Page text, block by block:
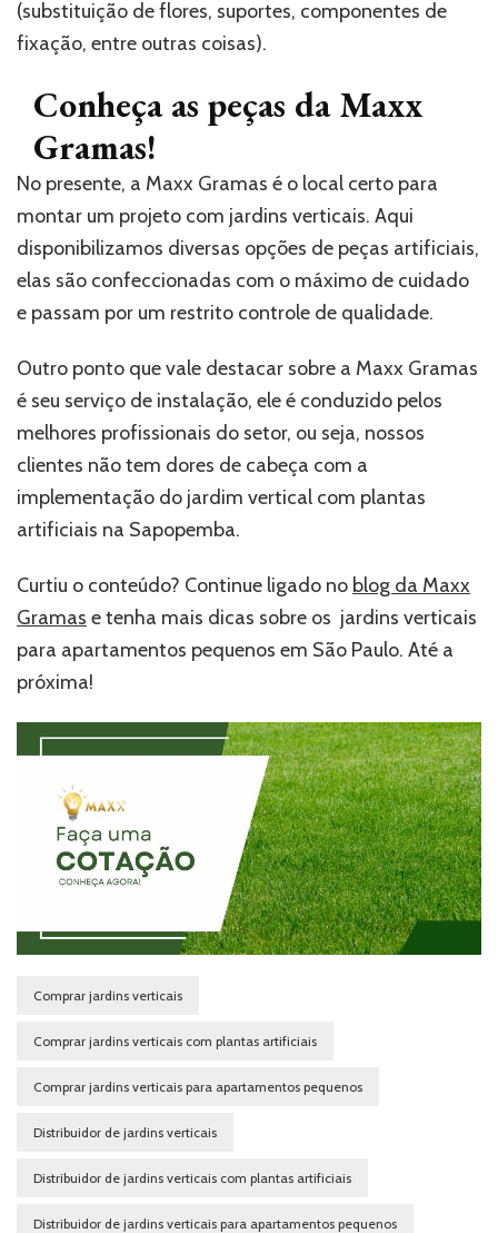
(substituição de flores, suportes, componentes de
fixação, entre outras coisas).
Conheça as peças da Maxx
Gramas!
No presente, a Maxx Gramas é o local certo para
montar um projeto com jardins verticais. Aqui
disponibilizamos diversas opções de peças artificiais,
elas são confeccionadas com o máximo de cuidado
e passam por um restrito controle de qualidade.
Outro ponto que vale destacar sobre a Maxx Gramas
é seu serviço de instalação, ele é conduzido pelos
melhores profissionais do setor, ou seja, nossos
clientes não tem dores de cabeça com a
implementação do jardim vertical com plantas
artificiais na Sapopemba.
Curtiu o conteúdo? Continue ligado no blog da Maxx
Gramas e tenha mais dicas sobre os jardins verticais
para apartamentos pequenos em São Paulo. Até a
próxima!
Comprar jardins verticais
Comprar jardins verticais com plantas artificiais
Comprar jardins verticais para apartamentos pequenos
Distribuidor de jardins verticais
Distribuidor de jardins verticais com plantas artificiais
Distribuidor de jardins verticais para apartamentos pequenos